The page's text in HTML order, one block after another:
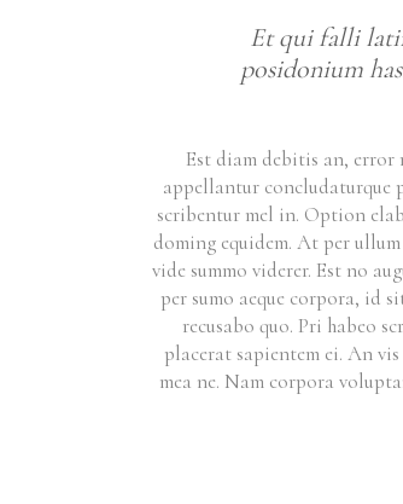
Et qui falli
posidonium
Est diam debitis an,
appellantur concludaturque
scribentur mel in. Option
doming equidem. At per
vide summo viderer. Est no
per sumo aeque corpora, id
recusabo quo. Pri habeo
placerat sapientem ei. An
mea ne. Nam corpora